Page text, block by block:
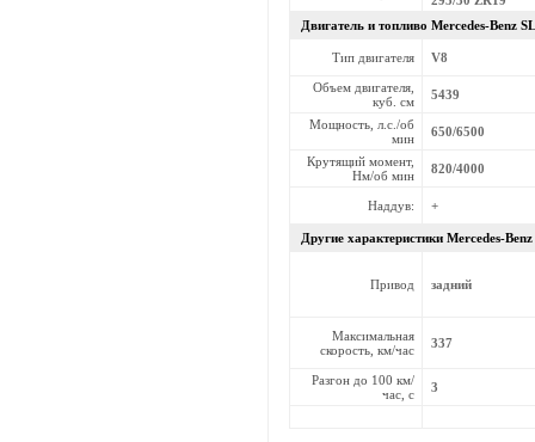
Двигатель и топливо Mercedes-Benz
Тип двигателя V8
Объем двигателя,
куб. см
5439
Мощность, л.с./об
мин
650/6500
Крутящий момент,
Нм/об мин
820/4000
Наддув: +
Другие характеристики Mercedes-Benz
Привод задний
Максимальная
скорость, км/час
337
Разгон до 100 км/
час, с
3